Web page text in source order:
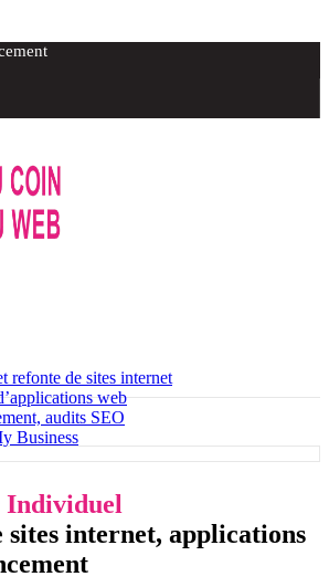
refonte de sites internet
web
audits SEO
Business
Individuel
sites internet, applications